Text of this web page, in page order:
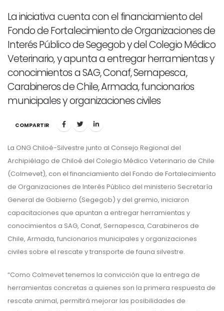
La iniciativa cuenta con el financiamiento del
Fondo de Fortalecimiento de Organizaciones de
Interés Público de Segegob y del Colegio Médico
Veterinario, y apunta a entregar herramientas y
conocimientos a SAG, Conaf, Sernapesca,
Carabineros de Chile, Armada, funcionarios
municipales y organizaciones civiles
COMPARTIR
La ONG Chiloé-Silvestre junto al Consejo Regional del
Archipiélago de Chiloé del Colegio Médico Veterinario de Chile
(Colmevet), con el financiamiento del Fondo de Fortalecimiento
de Organizaciones de Interés Público del ministerio Secretaría
General de Gobierno (Segegob) y del gremio, iniciaron
capacitaciones que apuntan a entregar herramientas y
conocimientos a SAG, Conaf, Sernapesca, Carabineros de
Chile, Armada, funcionarios municipales y organizaciones
civiles sobre el rescate y transporte de fauna silvestre.
“Como Colmevet tenemos la convicción que la entrega de
herramientas concretas a quienes son la primera respuesta de
rescate animal, permitirá mejorar las posibilidades de